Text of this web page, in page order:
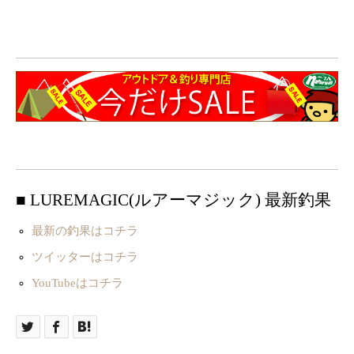
■ LUREMAGIC(ルアーマジック) 最新釣果
最新の釣果はコチラ
ツイッターはコチラ
YouTubeはコチラ